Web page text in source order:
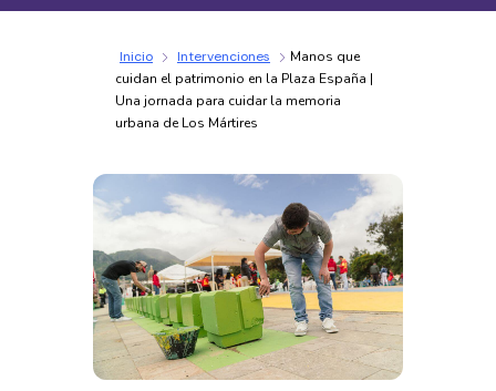
Inicio Intervenciones
Manos que
cuidan el patrimonio en la Plaza España |
Una jornada para cuidar la memoria
urbana de Los Mártires